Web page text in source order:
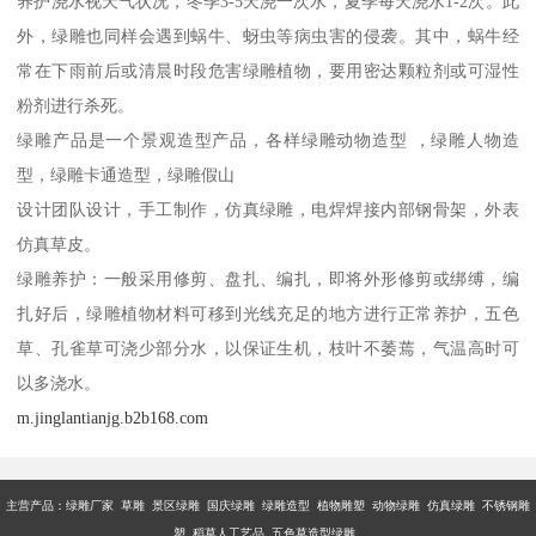
外，绿雕也同样会遇到蜗牛、蚜虫等病虫害的侵袭。其中，蜗牛经
常在下雨前后或清晨时段危害绿雕植物，要用密达颗粒剂或可湿性
粉剂进行杀死。
绿雕产品是一个景观造型产品，各样绿雕动物造型 ，绿雕人物造
型，绿雕卡通造型，绿雕假山
设计团队设计，手工制作，仿真绿雕，电焊焊接内部钢骨架，外表
仿真草皮。
绿雕养护：一般采用修剪、盘扎、编扎，即将外形修剪或绑缚，编
扎好后，绿雕植物材料可移到光线充足的地方进行正常养护，五色
草、孔雀草可浇少部分水，以保证生机，枝叶不萎蔫，气温高时可
以多浇水。
m.jinglantianjg.b2b168.com
主营产品： 绿雕厂家 草雕 景区绿雕 国庆绿雕 绿雕造型 植物雕塑 动物绿雕 仿真绿雕 不锈钢雕
塑 稻草人工艺品 五色草造型绿雕